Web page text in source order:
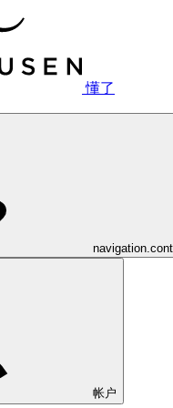
懂了
帐户